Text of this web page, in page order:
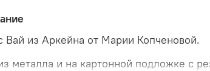
Вай из Аркейна от Марии Копченовой.
металла и на картонной подложке с